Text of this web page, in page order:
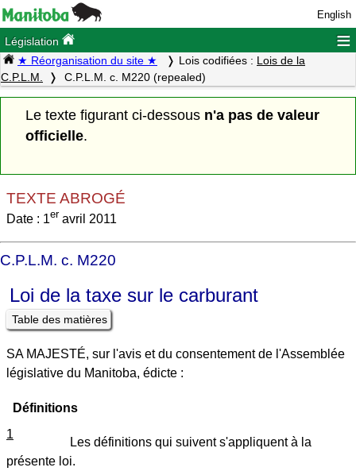
English
Législation ≡
★ Réorganisation du site ★ Lois codifiées : Lois de la
C.P.L.M.
C.P.L.M. c. M220 (repealed)
Le texte figurant ci-dessous n'a pas de valeur
officielle.
TEXTE ABROGÉ
Date : 1er avril 2011
C.P.L.M. c. M220
Loi de la taxe sur le carburant
Table des matières
SA MAJESTÉ, sur l'avis et du consentement de l'Assemblée
législative du Manitoba, édicte :
Définitions
1
Les définitions qui suivent s'appliquent à la
présente loi.